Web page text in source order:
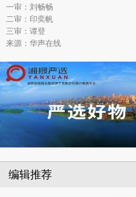
一审：刘畅畅
二审：印奕帆
三审：谭登
来源：华声在线
编辑推荐